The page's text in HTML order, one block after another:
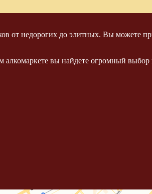
от недорогих до элитных. Вы можете
вы найдете огромный